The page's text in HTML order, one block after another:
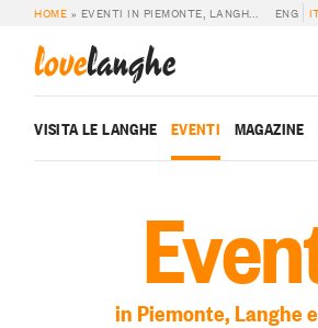
HOME » EVENTI IN PIEMONTE, LANGHE E ROERO ENG
lovelanghe
VISITA LE LANGHE EVENTI MAGAZINE
in Piemonte, Langhe